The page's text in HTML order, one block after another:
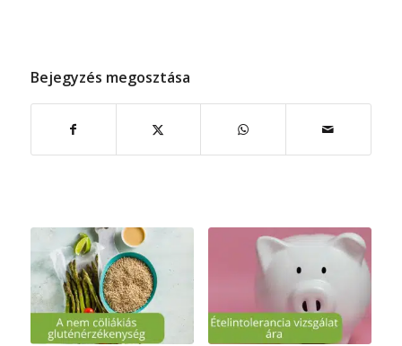
Bejegyzés megosztása